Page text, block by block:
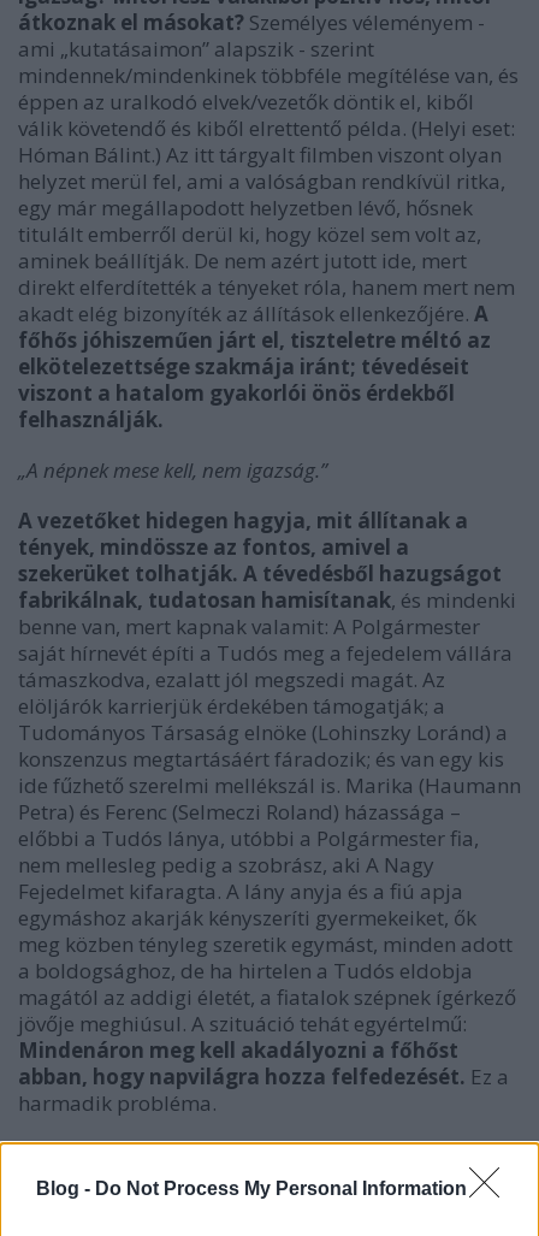
Blog - Do Not Process My Personal Information
átkoznak el másokat? Személyes véleményem -
ami „kutatásaimon” alapszik - szerint
mindennek/mindenkinek többféle megítélése van, és
éppen az uralkodó elvek/vezetők döntik el, kiből
válik követendő és kiből elrettentő példa. (Helyi eset:
Hóman Bálint.) Az itt tárgyalt filmben viszont olyan
helyzet merül fel, ami a valóságban rendkívül ritka,
egy már megállapodott helyzetben lévő, hősnek
titulált emberről derül ki, hogy közel sem volt az,
aminek beállítják. De nem azért jutott ide, mert
direkt elferdítették a tényeket róla, hanem mert nem
akadt elég bizonyíték az állítások ellenkezőjére. A
főhős jóhiszeműen járt el, tiszteletre méltó az
elkötelezettsége szakmája iránt; tévedéseit
viszont a hatalom gyakorlói önös érdekből
felhasználják.
„A népnek mese kell, nem igazság.”
A vezetőket hidegen hagyja, mit állítanak a
tények, mindössze az fontos, amivel a
szekerüket tolhatják. A tévedésből hazugságot
fabrikálnak, tudatosan hamisítanak, és mindenki
benne van, mert kapnak valamit: A Polgármester
saját hírnevét építi a Tudós meg a fejedelem vállára
támaszkodva, ezalatt jól megszedi magát. Az
elöljárók karrierjük érdekében támogatják; a
Tudományos Társaság elnöke (Lohinszky Loránd) a
konszenzus megtartásáért fáradozik; és van egy kis
ide fűzhető szerelmi mellékszál is. Marika (Haumann
Petra) és Ferenc (Selmeczi Roland) házassága –
előbbi a Tudós lánya, utóbbi a Polgármester fia,
nem mellesleg pedig a szobrász, aki A Nagy
Fejedelmet kifaragta. A lány anyja és a fiú apja
egymáshoz akarják kényszeríti gyermekeiket, ők
meg közben tényleg szeretik egymást, minden adott
a boldogsághoz, de ha hirtelen a Tudós eldobja
magától az addigi életét, a fiatalok szépnek ígérkező
jövője meghiúsul. A szituáció tehát egyértelmű:
Mindenáron meg kell akadályozni a főhőst
abban, hogy napvilágra hozza felfedezését. Ez a
harmadik probléma.
Most politizálhatunk egy kicsit: A Hunyadi László
által életre keltett Polgármester akár egy
kommunista propagandafilm kizsákmányoló